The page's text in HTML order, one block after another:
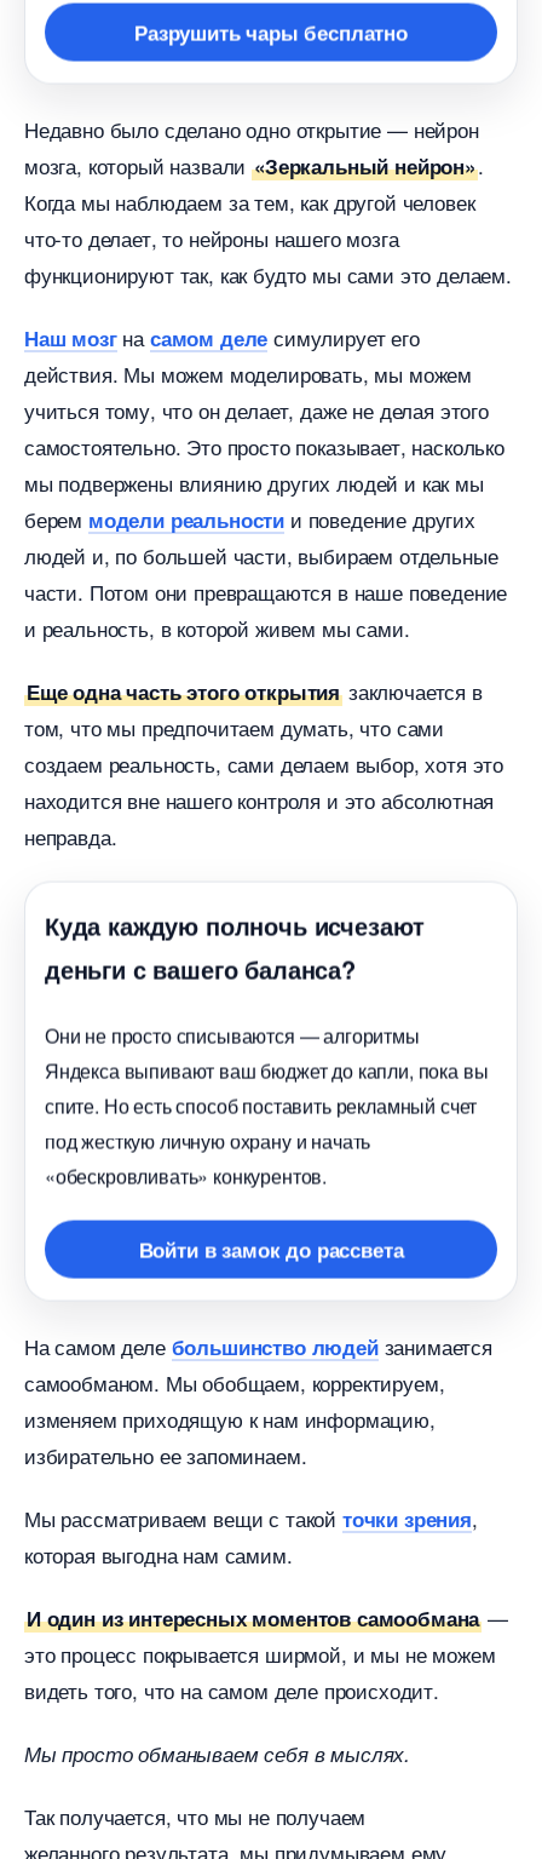
Разрушить чары бесплатно
Недавно было сделано одно открытие — нейрон
мозга, который назвали«Зеркальный нейрон».
Когда мы наблюдаем за тем, как другой человек
что-то делает, то нейроны нашего мозга
функционируют так, как будто мы сами это делаем.
Наш мознасамом деле симулирует его
действия. Мы можем моделировать, мы можем
учиться тому, что он делает, даже не делая этого
самостоятельно. Это просто показывает, насколько
мы подвержены влиянию других людей и как мы
ерем модели реальности и поведение других
людей и, по большей части, выбираем отдельные
части. Потом они превращаются в наше поведение
и реальность, в которой живем мы сами.
Еще одна часть этого открытия заключается
том, что мы предпочитаем думать, что сами
создаем реальность, сами делаем выбор, хотя это
находится вне нашего контроля и это абсолютная
неправда.
Куда каждую полночь исчезают
деньги с вашего баланса?
Они не просто списываются — алгоритмы
Яндекса выпивают ваш бюджет до капли, пока вы
спите. Но есть способ поставить рекламный счет
под жесткую личную охрану и начать
«обескровливать» конкурентов.
ойти в замок до рассвета
На самом деле ольшинство людейзанимается
самообманом. Мы обобщаем, корректируем,
изменяем приходящую к нам информацию,
избирательно ее запоминаем.
Мы рассматриваем вещи с такой точки зрения,
которая выгодна нам самим.
И один из интересных моментов самообмана —
это процесс покрывается ширмой, и мы не можем
идеть того, что на самом деле происходит.
Мы просто обманываем себя в мыслях.
Так получается, что мы не получаем
желанного результата, мы придумываем ему